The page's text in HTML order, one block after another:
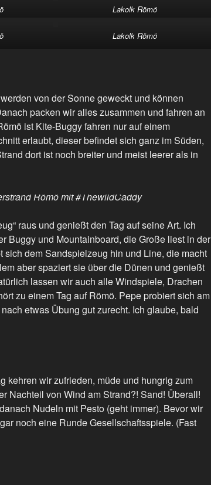
Lakolk Römö
Lakolk Römö
von der Sonne geweckt und können
packen wir alles zusammen und fahren an
ist Kite-Buggy fahren nur auf einem
erlaubt, dieser befindet sich ganz im Süden,
dort ist noch breiter und meist leerer als in
Römö mit #ThewildCaddy
raus und genießt den Tag auf seine Art. Ich
Buggy und Mountainboard, die Große liest in der
sich dem Sandspielzeug hin und Line, die macht
aber spaziert sie über die Dünen und genießt
lassen wir auch alle Windspiele, Drachen
zu einem Tag auf Römö. Pepe probiert sich am
etwas Übung gut zurecht. Ich glaube, bald
kehren wir zufrieden, müde und hungrig zum
Nachteil von Wind am Strand?! Sand! Überall!
Nudeln mit Pesto (geht immer). Bevor wir
noch eine Runde Gesellschaftsspiele. (Fast